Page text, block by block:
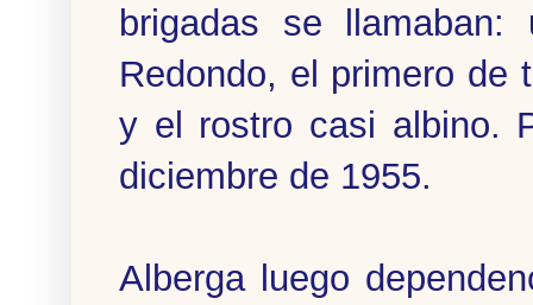
brigadas se
Redondo, el primero de
y el rostro casi albino.
diciembre de 1955.
Alberga luego